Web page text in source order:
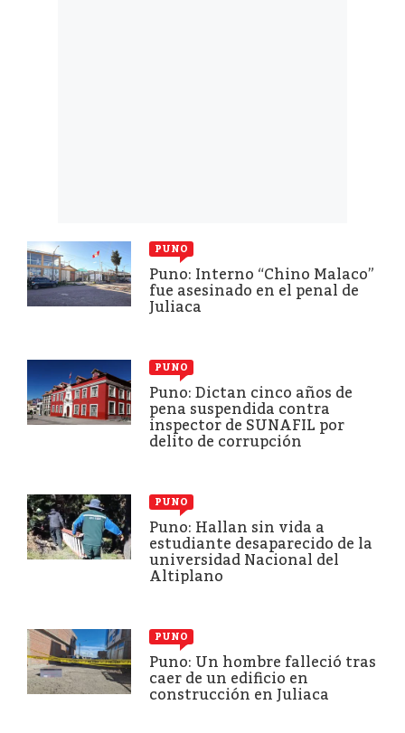
PUNO
Puno: Interno “Chino Malaco”
fue asesinado en el penal de
Juliaca
PUNO
Puno: Dictan cinco años de
pena suspendida contra
inspector de SUNAFIL por
delito de corrupción
PUNO
Puno: Hallan sin vida a
estudiante desaparecido de la
universidad Nacional del
Altiplano
PUNO
Puno: Un hombre falleció tras
caer de un edificio en
construcción en Juliaca